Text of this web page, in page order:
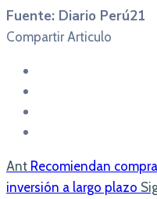
Fuente: Diario Perú21
Compartir Articulo
Ant Recomiendan
inversión a largo plazo